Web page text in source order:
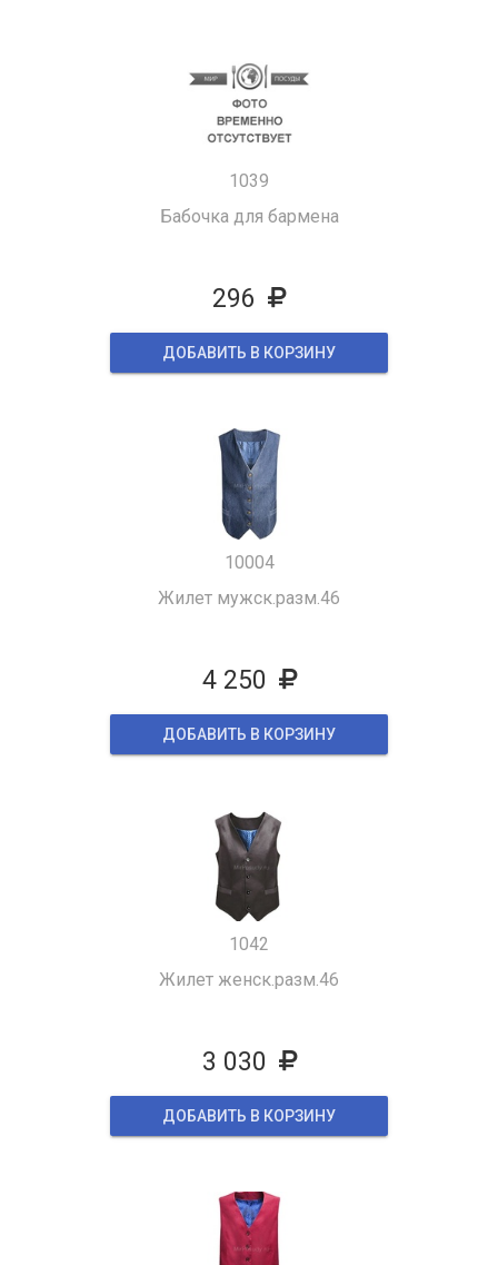
1039
Бабочка для бармена
296
ДОБАВИТЬ В КОРЗИНУ
10004
Жилет мужск.разм.46
4 250
ДОБАВИТЬ В КОРЗИНУ
1042
Жилет женск.разм.46
3 030
ДОБАВИТЬ В КОРЗИНУ